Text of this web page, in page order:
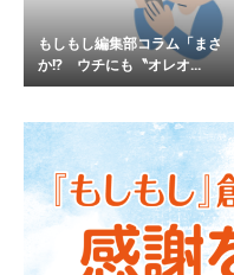
もしもし編集部コラム「まさ
か!? ウチにも〝オレオ...